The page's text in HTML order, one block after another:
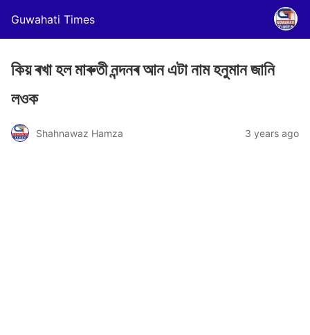
Guwahati Times
কিয় ৰখা হল মাৰুতী নন্দনৰ আন এটা নাম হনুমান জানি
লওক
Shahnawaz Hamza 3 years ago